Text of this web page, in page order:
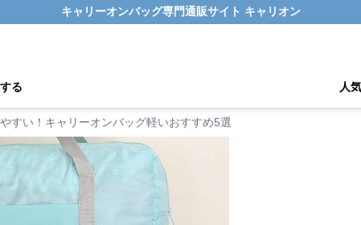
キャリーオンバッグ専門通販サイト キャリオン
る 人
すい！キャリーオンバッグ軽いおすすめ5選